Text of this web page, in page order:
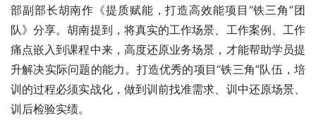
部副部长胡南作《提质赋能，打造高效能项目“铁三角”团
队》分享。胡南提到，将真实的工作场景、工作案例、工作
痛点嵌入到课程中来，高度还原业务场景，才能帮助学员提
升解决实际问题的能力。打造优秀的项目“铁三角”队伍，培
训的过程必须实战化，做到训前找准需求、训中还原场景、
训后检验实绩。